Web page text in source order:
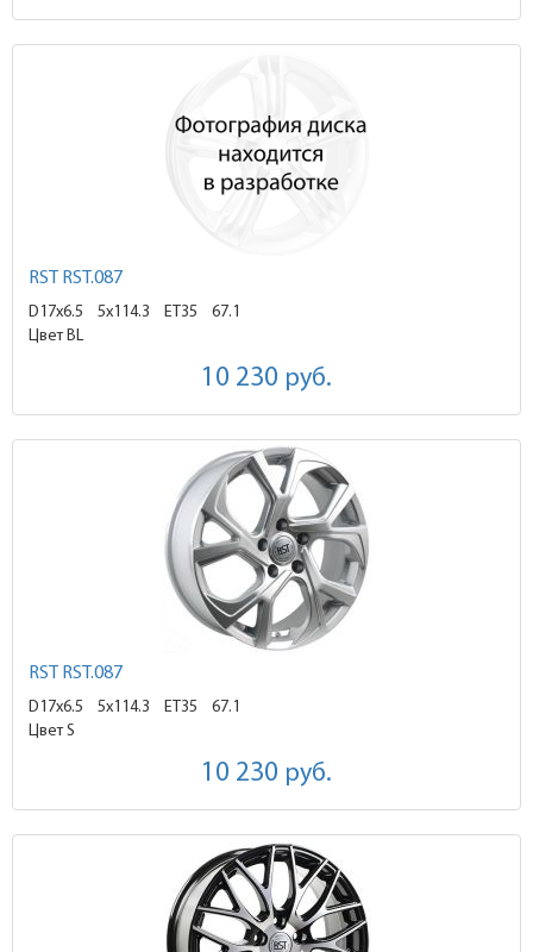
RST RST.087
D17x6.5 5x114.3 ET35
67.1
Цвет BL
10 230 руб.
RST RST.087
D17x6.5 5x114.3 ET35
67.1
Цвет S
10 230 руб.